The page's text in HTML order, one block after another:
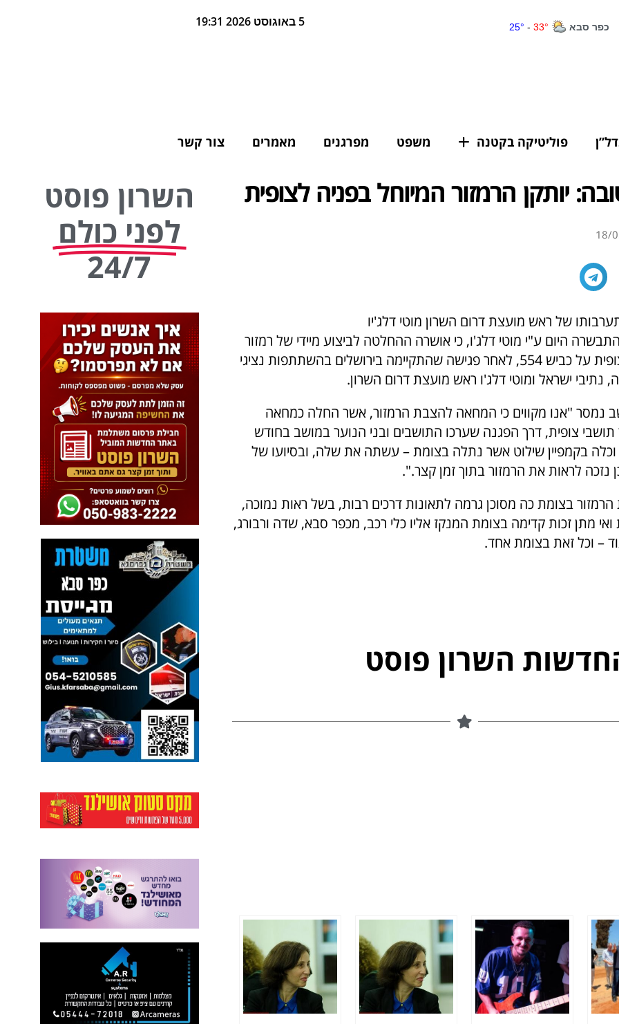
5 באוגוסט 2026 19:31
פוליטיקה בקטנה משפט מפרגנים מאמרים צור קשר
יותקן הרמזור המיוחל בפניה לצופית
18/
של ראש מועצת דרום השרון מוטי דלג'יו
היום ע"י מוטי דלג'ו, כי אושרה ההחלטה לביצוע מיידי של רמזור
בצומת מושב צופית על כביש 554, לאחר פגישה שהתקיימה בירושלים בהשתתפות נציגי
נתיבי ישראל ומוטי דלג'ו ראש מועצת דרום השרון.
נמסר "אנו מקווים כי המחאה להצבת הרמזור, אשר החלה כמחאה
צופית, דרך הפגנה שערכו התושבים ובני הנוער במושב בחודש
2013, וכלה בקמפיין שילוט אשר נתלה בצומת – עשתה את שלה, ובסיועו של
נזכה לראות את הרמזור בתוך זמן קצר.".
הרמזור בצומת כה מסוכן גרמה לתאונות דרכים רבות, בשל ראות נמוכה,
ואי מתן זכות קדימה בצומת המנקז אליו כלי רכב, מכפר סבא, שדה ורבורג,
– וכל זאת בצומת אחד.
השרון פוסט ניכולם
השרון פוסט
לפני כולם
24/7